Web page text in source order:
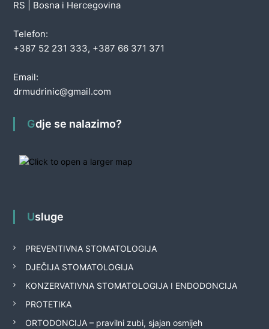
RS | Bosna i Hercegovina
Telefon:
+387 52 231 333, +387 66 371 371
Email:
drmudrinic@gmail.com
Gdje se nalazimo?
Usluge
PREVENTIVNA STOMATOLOGIJA
DJEČIJA STOMATOLOGIJA
KONZERVATIVNA STOMATOLOGIJA I ENDODONCIJA
PROTETIKA
ORTODONCIJA – pravilni zubi, sjajan osmijeh